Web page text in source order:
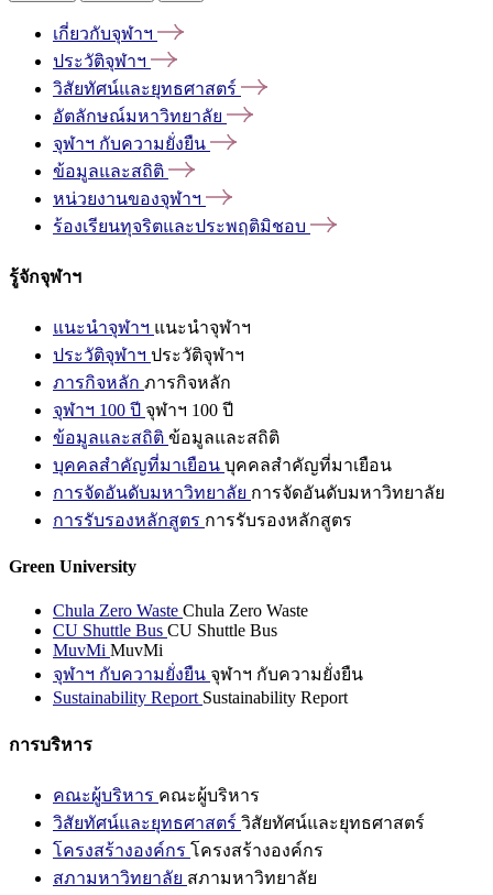
เกี่ยวกับจุฬาฯ
ประวัติจุฬาฯ
วิสัยทัศน์และยุทธศาสตร์
อัตลักษณ์มหาวิทยาลัย
จุฬาฯ กับความยั่งยืน
ข้อมูลและสถิติ
หน่วยงานของจุฬาฯ
ร้องเรียนทุจริตและประพฤติมิชอบ
รู้จักจุฬาฯ
แนะนำจุฬาฯ แนะนำจุฬาฯ
ประวัติจุฬาฯ ประวัติจุฬาฯ
ภารกิจหลัก ภารกิจหลัก
จุฬาฯ 100 ปี จุฬาฯ 100 ปี
ข้อมูลและสถิติ ข้อมูลและสถิติ
บุคคลสำคัญที่มาเยือน บุคคลสำคัญที่มาเยือน
การจัดอันดับมหาวิทยาลัย การจัดอันดับมหาวิทยาลัย
การรับรองหลักสูตร การรับรองหลักสูตร
Green University
Chula Zero Waste Chula Zero Waste
CU Shuttle Bus CU Shuttle Bus
MuvMi MuvMi
จุฬาฯ กับความยั่งยืน จุฬาฯ กับความยั่งยืน
Sustainability Report Sustainability Report
การบริหาร
คณะผู้บริหาร คณะผู้บริหาร
วิสัยทัศน์และยุทธศาสตร์ วิสัยทัศน์และยุทธศาสตร์
โครงสร้างองค์กร โครงสร้างองค์กร
สภามหาวิทยาลัย สภามหาวิทยาลัย